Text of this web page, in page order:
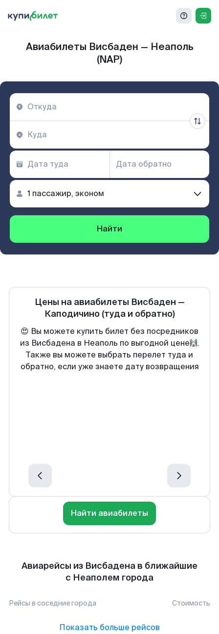
Авиабилеты Висбаден — Неаполь
(NAP)
Найти
Цены на авиабилеты Висбаден —
Каподичино (туда и обратно)
😍 Вы можете купить билет без посредников
из Висбадена в Неаполь по выгодной цене🙌.
Также вы можете выбрать перелет туда и
обратно, если уже знаете дату возвращения
Найти авиабилеты
Авиарейсы из Висбадена в ближайшие
с Неаполем города
Рейсы в соседние города Стоимость
Показать больше рейсов